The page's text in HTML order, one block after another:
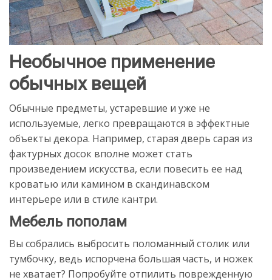
Необычное применение
обычных вещей
Обычные предметы, устаревшие и уже не
используемые, легко превращаются в эффектные
объекты декора. Например, старая дверь сарая из
фактурных досок вполне может стать
произведением искусства, если повесить ее над
кроватью или камином в скандинавском
интерьере или в стиле кантри.
Мебель пополам
Вы собрались выбросить поломанный столик или
тумбочку, ведь испорчена большая часть, и ножек
не хватает? Попробуйте отпилить поврежденную